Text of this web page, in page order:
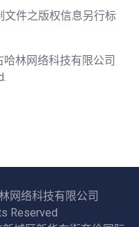
文件之版权信息另行标
林网络科技有限公司
网络科技有限公司
Reserved